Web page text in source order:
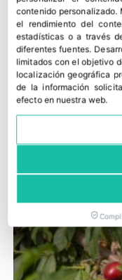
Nuevas variedades
virus y hongos
28 julio, 2026
contenido personalizado.
el rendimiento del
estadísticas o a través
diferentes fuentes.
limitados con el objetivo
localización geográfica
de la información
efecto en nuestra web.